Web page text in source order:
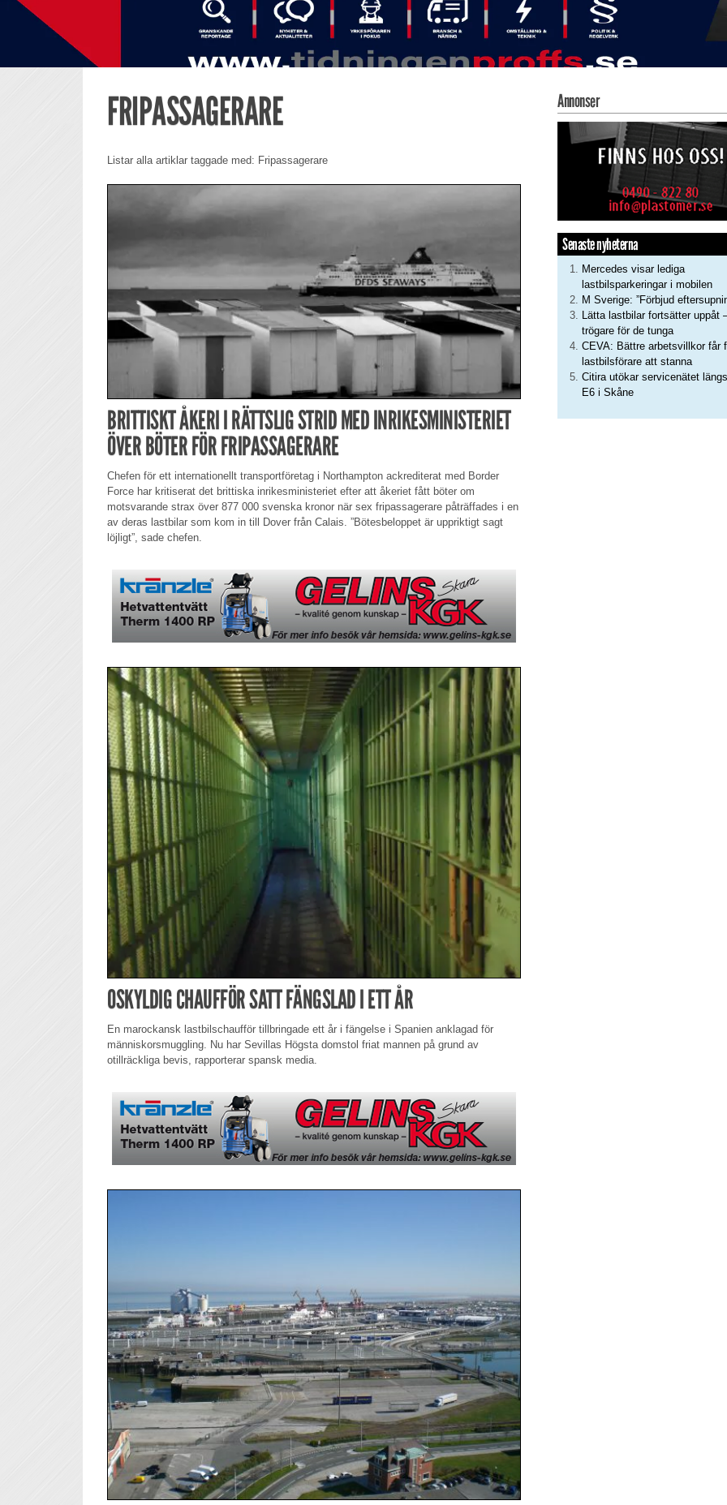
FRIPASSAGERARE
Listar alla artiklar taggade med: Fripassagerare
BRITTISKT ÅKERI I RÄTTSLIG STRID MED INRIKESMINISTERIET
ÖVER BÖTER FÖR FRIPASSAGERARE
Chefen för ett internationellt transportföretag i Northampton ackrediterat med Border
Force har kritiserat det brittiska inrikesministeriet efter att åkeriet fått böter om
motsvarande strax över 877 000 svenska kronor när sex fripassagerare påträffades i en
av deras lastbilar som kom in till Dover från Calais. ”Bötesbeloppet är uppriktigt sagt
löjligt”, sade chefen.
OSKYLDIG CHAUFFÖR SATT FÄNGSLAD I ETT ÅR
En marockansk lastbilschaufför tillbringade ett år i fängelse i Spanien anklagad för
människorsmuggling. Nu har Sevillas Högsta domstol friat mannen på grund av
otillräckliga bevis, rapporterar spansk media.
Annonser
Senaste nyheterna
Mercedes visar lediga
lastbilsparkeringar i mobilen
M Sverige: ”Förbjud
Lätta lastbilar fortsätter uppåt
trögare för de tunga
CEVA: Bättre arbetsvillkor får
lastbilsförare att stanna
Citira utökar servicenätet längs
E6 i Skåne